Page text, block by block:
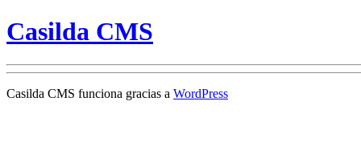
Casilda CMS
Casilda CMS funciona gracias a WordPress